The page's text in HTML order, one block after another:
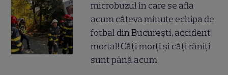
microbuzul în care se afla
acum câteva minute echipa de
fotbal din București, accident
mortal! Câți morți și câți răniți
sunt până acum